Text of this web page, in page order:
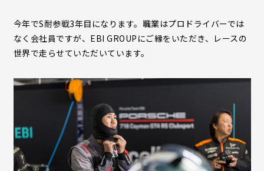
今年でS耐参戦3年目になります。職業はプロドライバーでは
なく会社員ですが、EBI GROUPにご縁をいただき、レースの
世界で走らせていただいています。